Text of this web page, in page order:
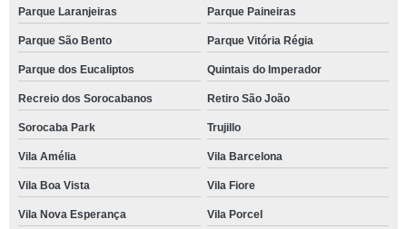
Parque Laranjeiras Parque Paineiras
Parque São Bento Parque Vitória Régia
Parque dos Eucaliptos Quintais do Imperador
Recreio dos Sorocabanos Retiro São João
Sorocaba Park Trujillo
Vila Amélia Vila Barcelona
Vila Boa Vista Vila Fiore
Vila Nova Esperança Vila Porcel